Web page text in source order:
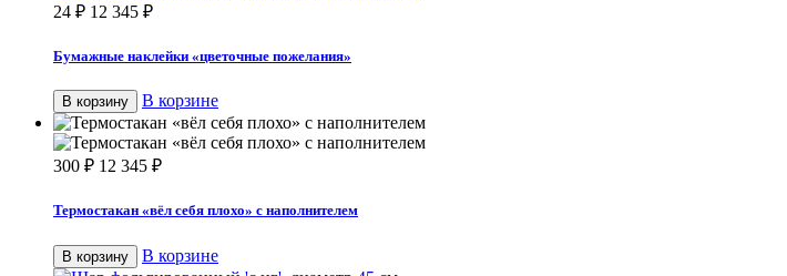
24 ₽ 12 345 ₽
Бумажные наклейки «цветочные пожелания»
В корзину В корзине
300 ₽ 12 345 ₽
Термостакан «вёл себя плохо» с наполнителем
В корзину В корзине